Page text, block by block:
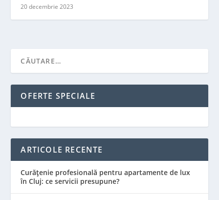
20 decembrie 2023
OFERTE SPECIALE
ARTICOLE RECENTE
Curățenie profesională pentru apartamente de lux
în Cluj: ce servicii presupune?